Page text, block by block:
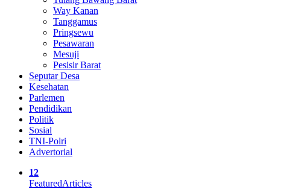
Way Kanan
Tanggamus
Pringsewu
Pesawaran
Mesuji
Pesisir Barat
Seputar Desa
Kesehatan
Parlemen
Pendidikan
Politik
Sosial
TNI-Polri
Advertorial
12
FeaturedArticles